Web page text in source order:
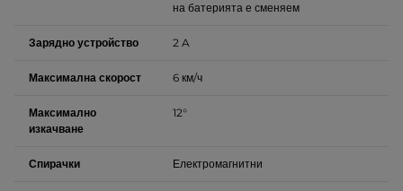
на батерията е сменяем
Зарядно устройство 2 A
Максимална скорост 6 км/ч
Максимално
изкачване
12°
Спирачки Електромагнитни